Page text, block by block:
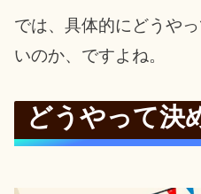
では、具体的にどうや
いのか、ですよね。
どうやって決